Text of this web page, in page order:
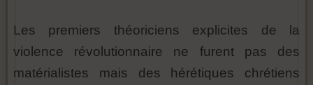
Les premiers théoriciens explicites de la
violence révolutionnaire ne furent pas des
matérialistes mais des hérétiques chrétiens